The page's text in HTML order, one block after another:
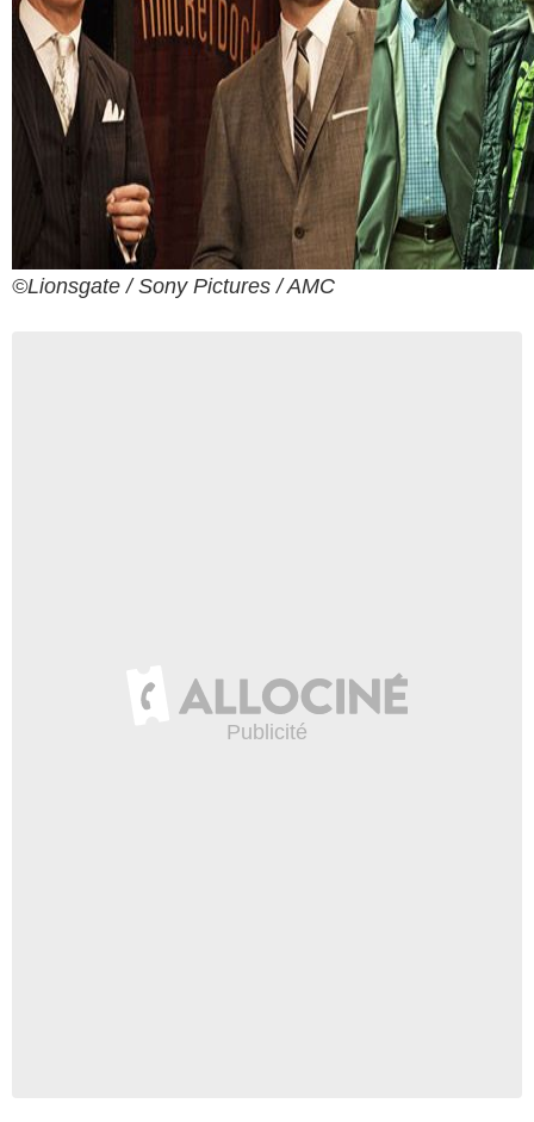
©Lionsgate / Sony Pictures / AMC